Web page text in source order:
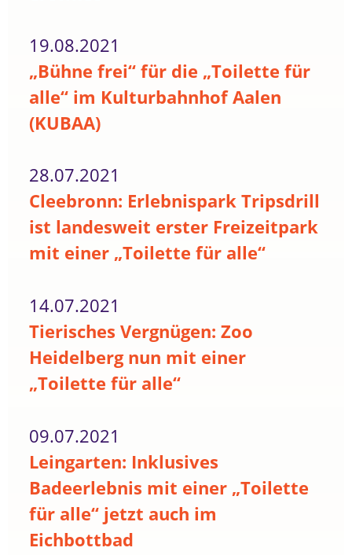
19.08.2021
„Bühne frei“ für die „Toilette für
alle“ im Kulturbahnhof Aalen
(KUBAA)
28.07.2021
Cleebronn: Erlebnispark Tripsdrill
ist landesweit erster Freizeitpark
mit einer „Toilette für alle“
14.07.2021
Tierisches Vergnügen: Zoo
Heidelberg nun mit einer
„Toilette für alle“
09.07.2021
Leingarten: Inklusives
Badeerlebnis mit einer „Toilette
für alle“ jetzt auch im
Eichbottbad